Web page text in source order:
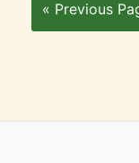
« Previous